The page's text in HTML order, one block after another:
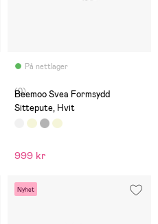
På nettlager
(0)
Beemoo Svea Formsydd
Sittepute, Hvit
999 kr
Nyhet